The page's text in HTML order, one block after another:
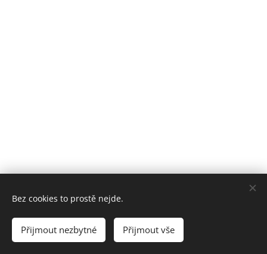
Poslední aktualizace: 02. 07. 2026
Vytvořeno službou
Bez cookies to prostě nejde.
Přijmout nezbytné Přijmout vše